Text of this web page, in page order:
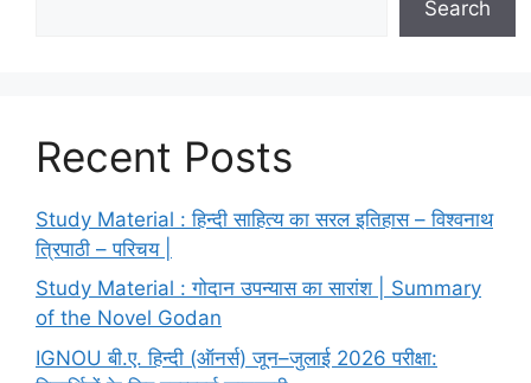
Search
Recent Posts
Study Material : हिन्दी साहित्य का सरल इतिहास – विश्वनाथ
त्रिपाठी – परिचय |
Study Material : गोदान उपन्यास का सारांश | Summary
of the Novel Godan
IGNOU बी.ए. हिन्दी (ऑनर्स) जून–जुलाई 2026 परीक्षा: